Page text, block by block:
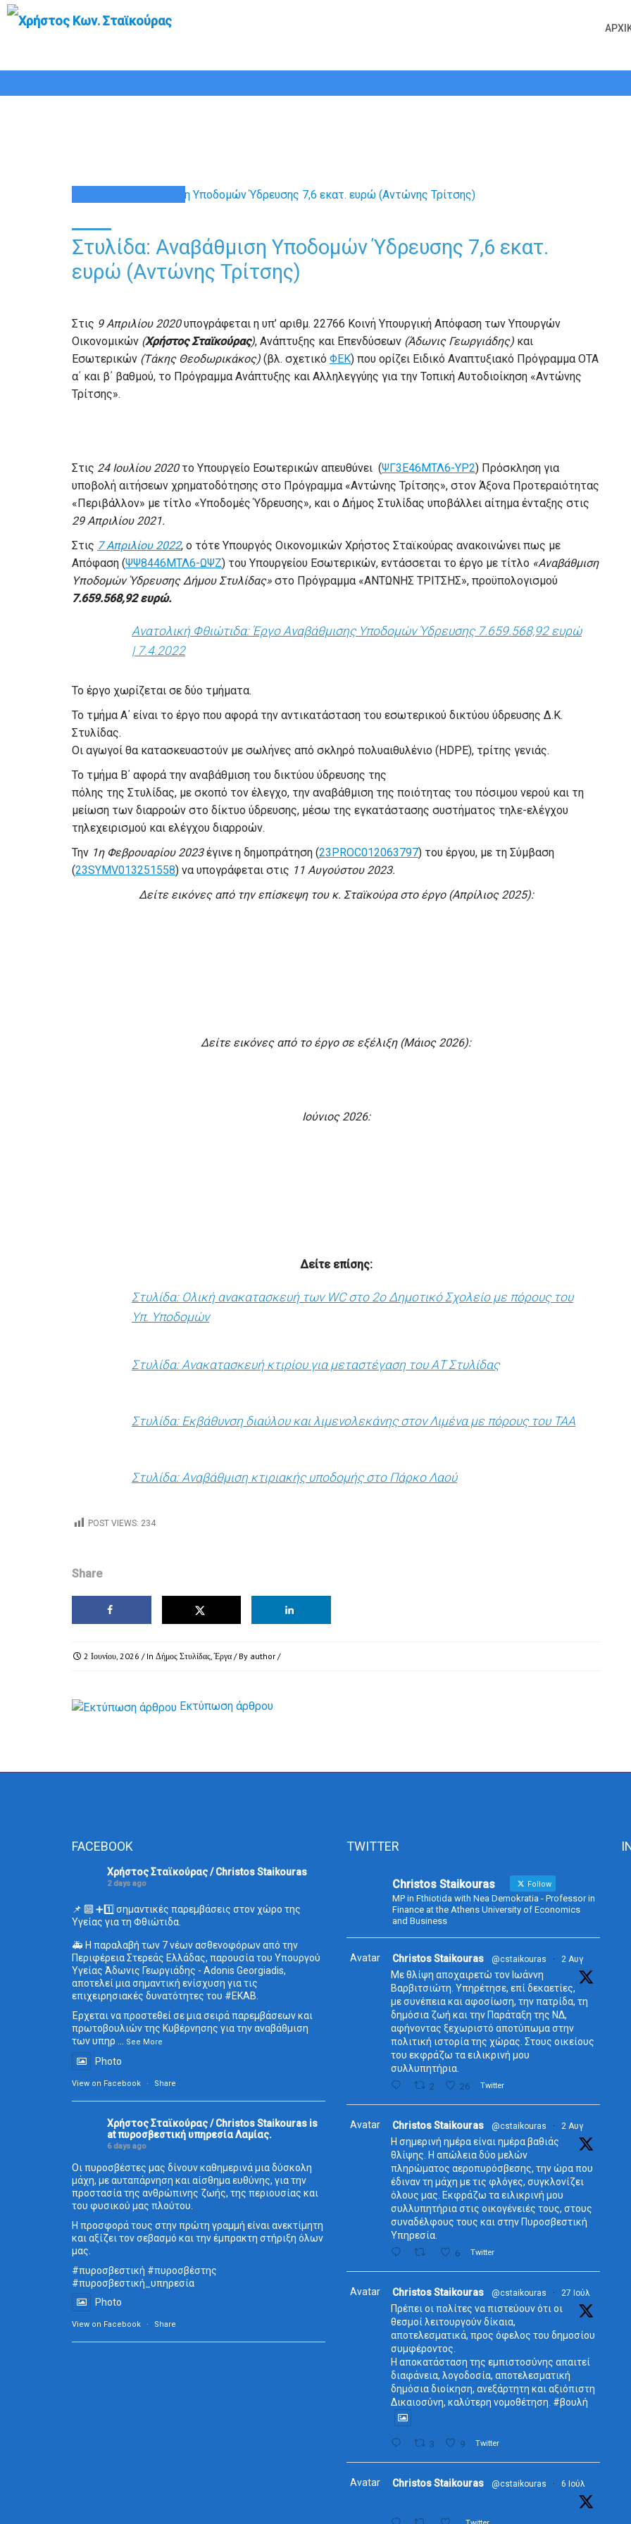
Στυλίδα: Αναβάθμιση Υποδομών Ύδρευσης 7,6 εκατ.
ευρώ (Αντώνης Τρίτσης)
Στις 9 Απριλίου 2020υπογράφεται η υπ’ αριθμ. 22766 Κοινή Υπουργική Απόφαση των Υπουργών
Οικονομικών (Χρήστος Σταϊκούρας), Ανάπτυξης και Επενδύσεων (Άδωνις Γεωργιάδης) και
Εσωτερικών (Τάκης Θεοδωρικάκος) (βλ. σχετικό ΦΕΚ) που ορίζει Ειδικό Αναπτυξιακό Πρόγραμμα ΟΤΑ
α΄ και β΄ βαθμού, το Πρόγραμμα Ανάπτυξης και Αλληλεγγύης για την Τοπική Αυτοδιοίκηση «Αντώνης
Τρίτσης».
Στις 24 Ιουλίου 2020το Υπουργείο Εσωτερικών απευθύνει (ΨΓ3Ε46ΜΤΛ6-ΥΡ2) Πρόσκληση για
υποβολή αιτήσεων χρηματοδότησης στο Πρόγραμμα «Αντώνης Τρίτσης», στον Άξονα Προτεραιότητας
«Περιβάλλον» με τίτλο «Υποδομές Ύδρευσης», και ο Δήμος Στυλίδας υποβάλλει αίτημα ένταξης στις
29 Απριλίου 2021.
Στις 7 Απριλίου 2022, ο τότε Υπουργός Οικονομικών Χρήστος Σταϊκούρας ανακοινώνει πως με
Απόφαση (ΨΨ8446ΜΤΛ6-ΩΨΖ) του Υπουργείου Εσωτερικών, εντάσσεται το έργο με τίτλο «Αναβάθμιση
Υποδομών Ύδρευσης Δήμου Στυλίδας» στο Πρόγραμμα «ΑΝΤΩΝΗΣ ΤΡΙΤΣΗΣ», προϋπολογισμού
7.659.568,92 ευρώ.
Ανατολική Φθιώτιδα: Έργο Αναβάθμισης Υποδομών Ύδρευσης 7.659.568,92 ευρώ
| 7.4.2022
Το έργο χωρίζεται σε δύο τμήματα.
Το τμήμα Α΄ είναι το έργο που αφορά την αντικατάσταση του εσωτερικού δικτύου ύδρευσης Δ.Κ.
Στυλίδας.
Οι αγωγοί θα κατασκευαστούν με σωλήνες από σκληρό πολυαιθυλένιο (HDPE), τρίτης γενιάς.
Το τμήμα Β΄ αφορά την αναβάθμιση του δικτύου ύδρευσης της
πόλης της Στυλίδας, με σκοπό τον έλεγχο, την αναβάθμιση της ποιότητας του πόσιμου νερού και τη
μείωση των διαρροών στο δίκτυο ύδρευσης, μέσω της εγκατάστασης συστήματος τηλε-ελέγχου
τηλεχειρισμού και ελέγχου διαρροών.
Την 1η Φεβρουαρίου 2023έγινε η δημοπράτηση (23PROC012063797) του έργου, με τη Σύμβαση
(23SYMV013251558) να υπογράφεται στις 11 Αυγούστου 2023.
Δείτε εικόνες από την επίσκεψη του κ. Σταϊκούρα στο έργο (Απρίλιος 2025):
Δείτε εικόνες από το έργο σε εξέλιξη (Μάιος 2026):
Ιούνιος 2026:
Δείτε επίσης:
Στυλίδα: Ολική ανακατασκευή των WC στο 2ο Δημοτικό Σχολείο με πόρους του
Υπ. Υποδομών
Στυλίδα: Ανακατασκευή κτιρίου για μεταστέγαση του ΑΤ Στυλίδας
Στυλίδα: Εκβάθυνση διαύλου και λιμενολεκάνης στον Λιμένα με πόρους του ΤΑΑ
Στυλίδα: Αναβάθμιση κτιριακής υποδομής στο Πάρκο Λαού
POST VIEWS: 234
Share
2 Ιουνίου, 2026 / In Δήμος Στυλίδας,Έργα / By author /
Εκτύπωση άρθρου
FACEBOOK
Χρήστος Σταϊκούρας / Christos Staikouras
2 days ago
📌 🔟 ➕1️⃣ σημαντικές παρεμβάσεις στον χώρο της
Υγείας για τη Φθιώτιδα.
🚑 Η παραλαβή των 7 νέων ασθενοφόρων από την
Περιφέρεια Στερεάς Ελλάδας, παρουσία του Υπουργού
Υγείας Άδωνις Γεωργιάδης - Adonis Georgiadis,
αποτελεί μια σημαντική ενίσχυση για τις
επιχειρησιακές δυνατότητες του #ΕΚΑΒ
Έρχεται να προστεθεί σε μια σειρά παρεμβάσεων και
πρωτοβουλιών της Κυβέρνησης για την αναβάθμιση
των υπηρ
See More
Photo
View on Facebook · Share
Χρήστος Σταϊκούρας / Christos Staikouras is
at πυροσβεστική υπηρεσία Λαμίας.
6 days ago
Οι πυροσβέστες μας δίνουν καθημερινά μια δύσκολη
μάχη, με αυταπάρνηση και αίσθημα ευθύνης, για την
προστασία της ανθρώπινης ζωής, της περιουσίας και
του φυσικού μας πλούτου.
Η προσφορά τους στην πρώτη γραμμή είναι ανεκτίμητη
και αξίζει τον σεβασμό και την έμπρακτη στήριξη όλων
μας.
#πυροσβεστική #πυροσβέστης
#πυροσβεστική_ υπηρεσία
Photo
View on Facebook · Share
TWITTER
Christos Staikouras Follow
MP in Fthiotida with Nea Demokratia - Professor in
Finance at the Athens University of Economics
and Business
Avatar Christos Staikouras @cstaikouras · 2 Αυγ
Με θλίψη αποχαιρετώ τον Ιωάννη
Βαρβιτσιώτη. Υπηρέτησε, επί δεκαετίες,
με συνέπεια και αφοσίωση, την πατρίδα, τη
δημόσια ζωή και την Παράταξη της ΝΔ,
αφήνοντας ξεχωριστό αποτύπωμα στην
πολιτική ιστορία της χώρας. Στους οικείους
του εκφράζω τα ειλικρινή μου
συλλυπητήρια.
2 26 Twitter
Avatar Christos Staikouras @cstaikouras · 2 Αυγ
Η σημερινή ημέρα είναι ημέρα βαθιάς
θλίψης. Η απώλεια δύο μελών
πληρώματος αεροπυρόσβεσης, την ώρα που
έδιναν τη μάχη με τις φλόγες, συγκλονίζει
όλους μας. Εκφράζω τα ειλικρινή μου
συλλυπητήρια στις οικογένειές τους, στους
συναδέλφους τους και στην Πυροσβεστική
Υπηρεσία.
6 Twitter
Avatar Christos Staikouras @cstaikouras · 27 Ιούλ
Πρέπει οι πολίτες να πιστεύουν ότι οι
θεσμοί λειτουργούν δίκαια,
αποτελεσματικά, προς όφελος του δημοσίου
συμφέροντος.
Η αποκατάσταση της εμπιστοσύνης απαιτεί
διαφάνεια, λογοδοσία, αποτελεσματική
δημόσια διοίκηση, ανεξάρτητη και αξιόπιστη
Δικαιοσύνη, καλύτερη νομοθέτηση. #βουλή
3 9 Twitter
Avatar Christos Staikouras @cstaikouras · 6 Ιούλ